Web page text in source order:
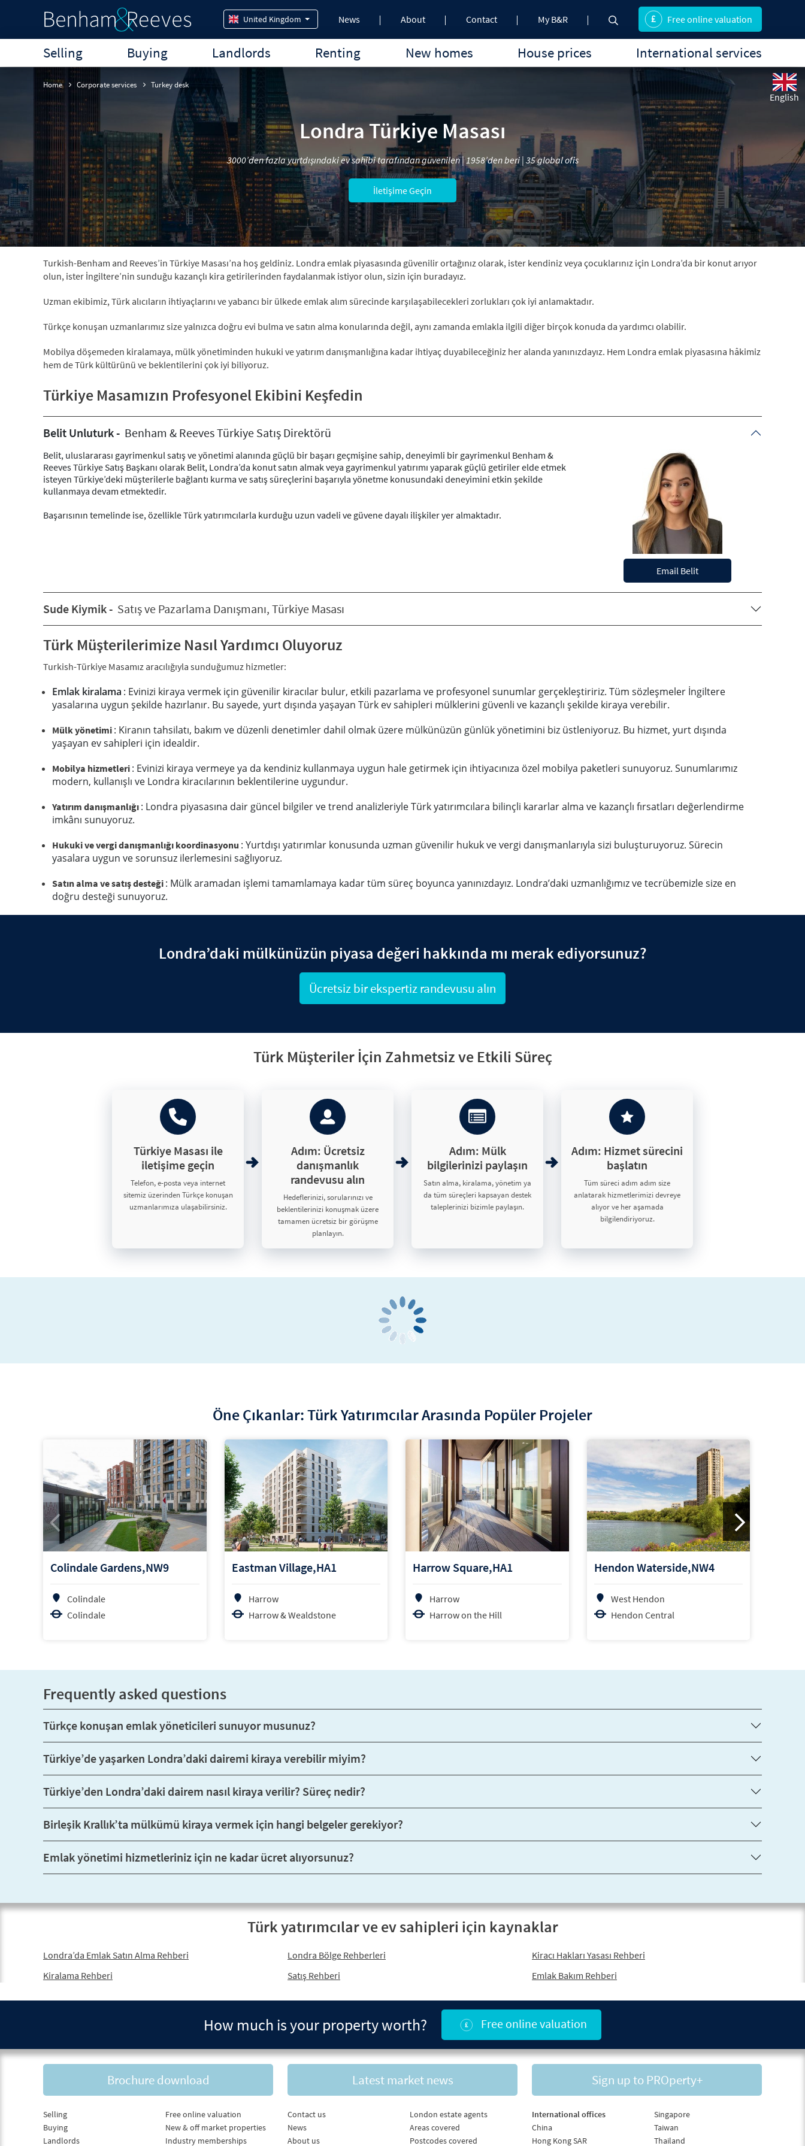
United Kingdom News About Contact My B&R
Selling Buying Landlords Renting New homes House prices International services
Free online valuation
English
Home Corporate services Turkey desk
Londra Türkiye Masası
3000’den fazla yurtdışındaki ev sahibi tarafından güvenilen | 1958’den beri | 35 global ofis
İletişime Geçin
Turkish-Benham and Reeves’in Türkiye Masası’na hoş geldiniz. Londra emlak piyasasında güvenilir ortağınız olarak, ister kendiniz veya çocuklarınız için Londra’da bir konut arıyor
olun, ister İngiltere’nin sunduğu kazançlı kira getirilerinden faydalanmak istiyor olun, sizin için buradayız.
Uzman ekibimiz, Türk alıcıların ihtiyaçlarını ve yabancı bir ülkede emlak alım sürecinde karşılaşabilecekleri zorlukları çok iyi anlamaktadır.
Türkçe konuşan uzmanlarımız size yalnızca doğru evi bulma ve satın alma konularında değil, aynı zamanda emlakla ilgili diğer birçok konuda da yardımcı olabilir.
Mobilya döşemeden kiralamaya, mülk yönetiminden hukuki ve yatırım danışmanlığına kadar ihtiyaç duyabileceğiniz her alanda yanınızdayız. Hem Londra emlak piyasasına hâkimiz
hem de Türk kültürünü ve beklentilerini çok iyi biliyoruz.
Türkiye Masamızın Profesyonel Ekibini Keşfedin
Belit Unluturk - Benham & Reeves Türkiye Satış Direktörü
Email Belit
Belit, uluslararası gayrimenkul satış ve yönetimi alanında güçlü bir başarı geçmişine sahip, deneyimli bir gayrimenkul Benham &
Reeves Türkiye Satış Başkanı olarak Belit, Londra’da konut satın almak veya gayrimenkul yatırımı yaparak güçlü getiriler elde etmek
isteyen Türkiye’deki müşterilerle bağlantı kurma ve satış süreçlerini başarıyla yönetme konusundaki deneyimini etkin şekilde
kullanmaya devam etmektedir.
Başarısının temelinde ise, özellikle Türk yatırımcılarla kurduğu uzun vadeli ve güvene dayalı ilişkiler yer almaktadır.
Sude Kiymik - Satış ve Pazarlama Danışmanı, Türkiye Masası
Türk Müşterilerimize Nasıl Yardımcı Oluyoruz
Turkish-Türkiye Masamız aracılığıyla sunduğumuz hizmetler:
Emlak kiralama : Evinizi kiraya vermek için güvenilir kiracılar bulur, etkili pazarlama ve profesyonel sunumlar gerçekleştiririz. Tüm sözleşmeler İngiltere
yasalarına uygun şekilde hazırlanır. Bu sayede, yurt dışında yaşayan Türk ev sahipleri mülklerini güvenli ve kazançlı şekilde kiraya verebilir.
Mülk yönetimi : Kiranın tahsilatı, bakım ve düzenli denetimler dahil olmak üzere mülkünüzün günlük yönetimini biz üstleniyoruz. Bu hizmet, yurt dışında
yaşayan ev sahipleri için idealdir.
Mobilya hizmetleri : Evinizi kiraya vermeye ya da kendiniz kullanmaya uygun hale getirmek için ihtiyacınıza özel mobilya paketleri sunuyoruz. Sunumlarımız
modern, kullanışlı ve Londra kiracılarının beklentilerine uygundur.
Yatırım danışmanlığı : Londra piyasasına dair güncel bilgiler ve trend analizleriyle Türk yatırımcılara bilinçli kararlar alma ve kazançlı fırsatları değerlendirme
imkânı sunuyoruz.
Hukuki ve vergi danışmanlığı koordinasyonu : Yurtdışı yatırımlar konusunda uzman güvenilir hukuk ve vergi danışmanlarıyla sizi buluşturuyoruz. Sürecin
yasalara uygun ve sorunsuz ilerlemesini sağlıyoruz.
Satın alma ve satış desteği : Mülk aramadan işlemi tamamlamaya kadar tüm süreç boyunca yanınızdayız. Londra’daki uzmanlığımız ve tecrübemizle size en
doğru desteği sunuyoruz.
Londra’daki mülkünüzün piyasa değeri hakkında mı merak ediyorsunuz?
Ücretsiz bir ekspertiz randevusu alın
Türk Müşteriler İçin Zahmetsiz ve Etkili Süreç
Türkiye Masası ile
iletişime geçin
Telefon, e-posta veya internet
sitemiz üzerinden Türkçe konuşan
uzmanlarımıza ulaşabilirsiniz.
Adım: Ücretsiz
danışmanlık
randevusu alın
Hedeflerinizi, sorularınızı ve
beklentilerinizi konuşmak üzere
tamamen ücretsiz bir görüşme
planlayın.
Adım: Mülk
bilgilerinizi paylaşın
Satın alma, kiralama, yönetim ya
da tüm süreçleri kapsayan destek
taleplerinizi bizimle paylaşın.
Adım: Hizmet sürecini
başlatın
Tüm süreci adım adım size
anlatarak hizmetlerimizi devreye
alıyor ve her aşamada
bilgilendiriyoruz.
Öne Çıkanlar: Türk Yatırımcılar Arasında Popüler Projeler
Colindale Gardens,NW9
Colindale
Colindale
Eastman Village,HA1
Harrow
Harrow & Wealdstone
Harrow Square,HA1
Harrow
Harrow on the Hill
Hendon Waterside,NW4
West Hendon
Hendon Central
Frequently asked questions
Türkçe konuşan emlak yöneticileri sunuyor musunuz?
Türkiye’de yaşarken Londra’daki dairemi kiraya verebilir miyim?
Türkiye’den Londra’daki dairem nasıl kiraya verilir? Süreç nedir?
Birleşik Krallık’ta mülkümü kiraya vermek için hangi belgeler gerekiyor?
Emlak yönetimi hizmetleriniz için ne kadar ücret alıyorsunuz?
Türk yatırımcılar ve ev sahipleri için kaynaklar
Londra’da Emlak Satın Alma Rehberi Londra Bölge Rehberleri
Kiracı Hakları Yasası Rehberi
Kiralama Rehberi
Satış Rehberi Emlak Bakım Rehberi
How much is your property worth? Free online valuation
Brochure download Latest market news Sign up to PROperty+
Selling
Buying
Landlords
Free online valuation
New & off market properties
Industry memberships
Contact us
News
About us
London estate agents
Areas covered
Postcodes covered
International offices
China
Hong Kong SAR
Singapore
Taiwan
Thailand